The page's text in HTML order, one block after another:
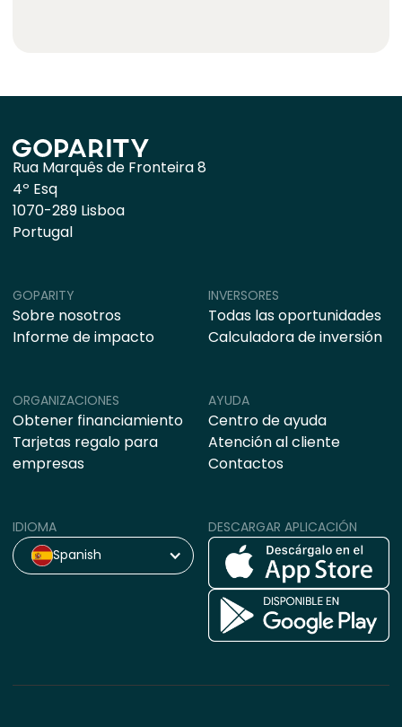
Rua Marquês de Fronteira 8
4º Esq
1070-289 Lisboa
Portugal
ORGANIZACIONES
Obtener financiamiento
Tarjetas regalo para
empresas
AYUDA
Centro de ayuda
Atención al cliente
Contactos
GOPARITY
Sobre nosotros
Informe de impacto
INVERSORES
Todas las oportunidades
Calculadora de inversión
IDIOMA
Spanish
DESCARGAR APLICACIÓN